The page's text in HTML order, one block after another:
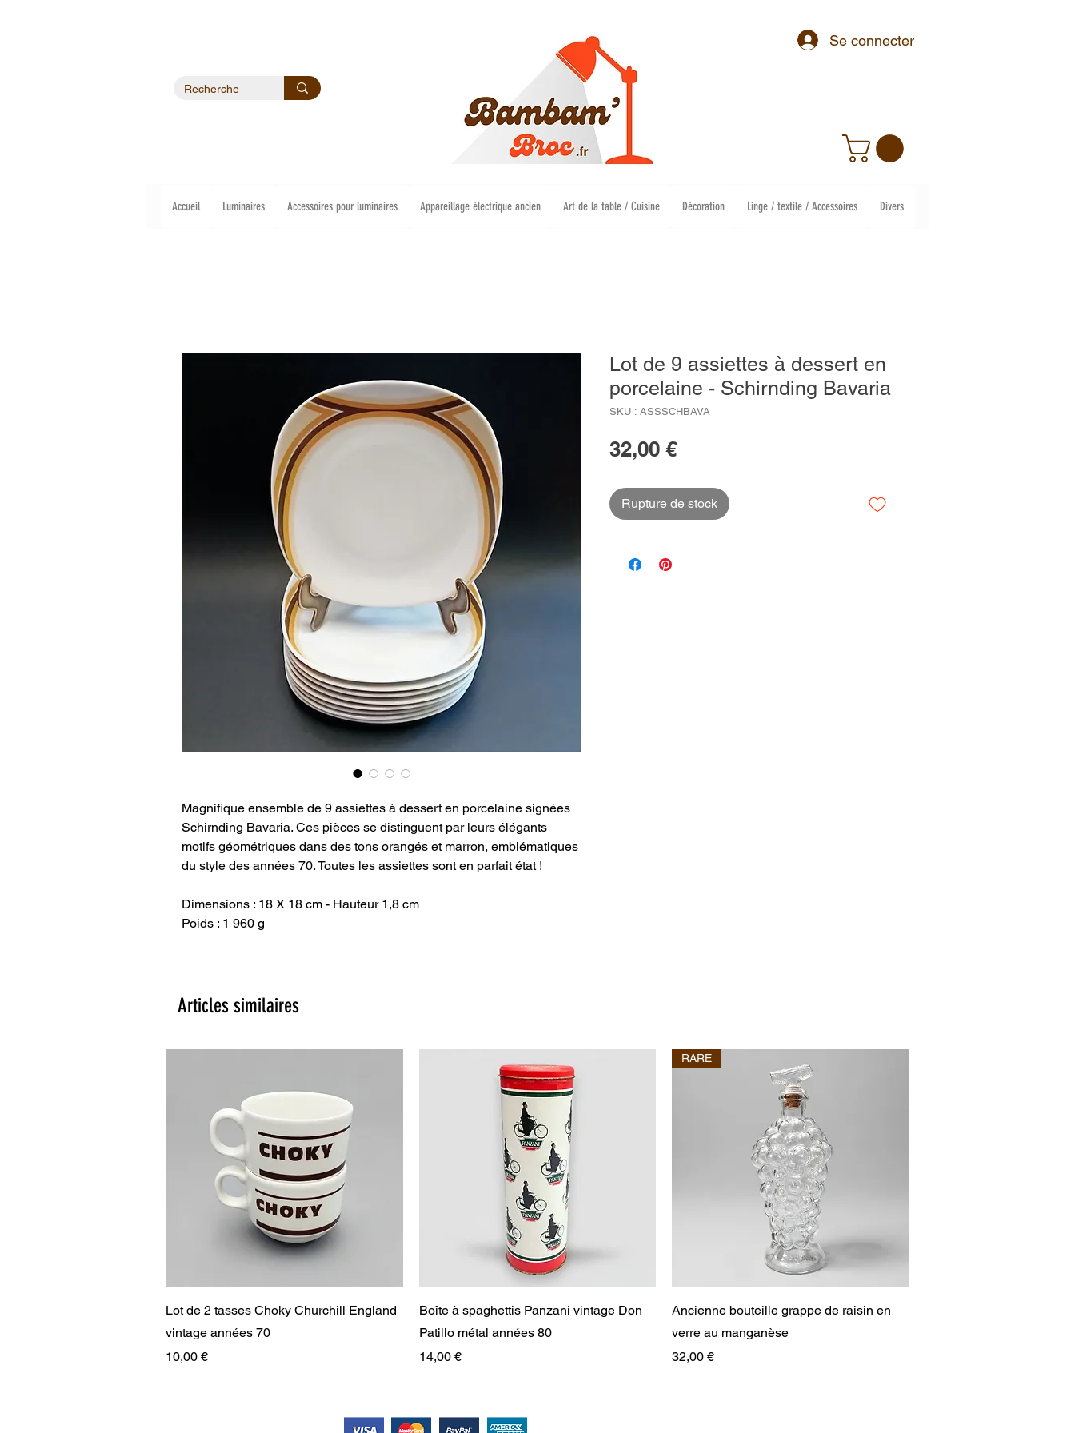
Se connecter
Accueil Luminaires Accessoires pour luminaires Appareillage électrique ancien Art de la table / Cuisine Décoration Linge / textile / Accessoires Divers
Magnifique ensemble de 9 assiettes à dessert en porcelaine signées
Schirnding Bavaria. Ces pièces se distinguent par leurs élégants
motifs géométriques dans des tons orangés et marron, emblématiques
du style des années 70. Toutes les assiettes sont en parfait état !
Dimensions : 18 X 18 cm - Hauteur 1,8 cm
Poids : 1 960 g
Lot de 9 assiettes à dessert en
porcelaine - Schirnding Bavaria
SKU : ASSSCHBAVA
32,00 €Prix
Rupture de stock
Articles similaires
Aperçu rapide
Lot de 2 tasses Choky Churchill England
vintage années 70
Prix
10,00 €
Aperçu rapide
Boîte à spaghettis Panzani vintage Don
Patillo métal années 80
Prix
14,00 €
Aperçu rapide
RARE
Ancienne bouteille grappe de raisin en
verre au manganèse
Prix
32,00 €